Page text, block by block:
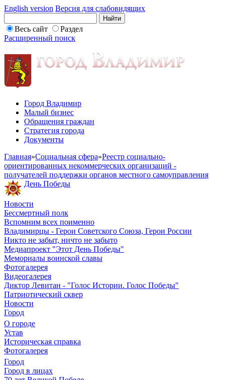
English version Версия для слабовидящих
Весь сайт
Раздел
Расширенный поиск
Город Владимир
Малый бизнес
Обращения граждан
Стратегия города
Документы
Главная»Социальная сфера»Реестр социально-
ориентированных некоммерческих организаций -
получателей поддержки органов местного самоуправления
День Победы
Новости
Бессмертный полк
Вспомним всех поименно
Владимирцы - Герои Советского Союза, Герои России
Никто не забыт, ничто не забыто
Медиапроект "Этот День Победы"
Мемориалы воинской славы
Фотогалерея
Видеогалерея
Диктор Левитан - "Голос Истории. Голос Победы"
Патриотический сквер
Новости
Город
О городе
Устав
Историческая справка
Фотогалерея
Город
Город в лицах